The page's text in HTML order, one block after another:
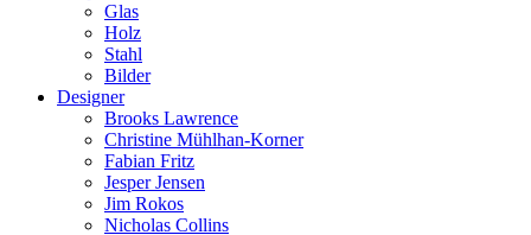
Glas
Holz
Stahl
Bilder
Designer
Brooks Lawrence
Christine Mühlhan-Korner
Fabian Fritz
Jesper Jensen
Jim Rokos
Nicholas Collins